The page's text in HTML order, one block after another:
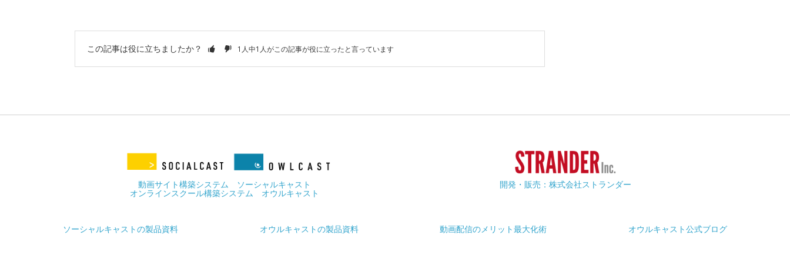
この記事は役に立ちましたか？ 1人中1人がこの記事が役に立ったと言っています
動画サイト構築システム ソーシャルキャスト
オンラインスクール構築システム オウルキャスト
開発・販売：株式会社ストランダー
ソーシャルキャストの製品資料 オウルキャストの製品資料 動画配信のメリット最大化術 オウルキャスト公式ブログ